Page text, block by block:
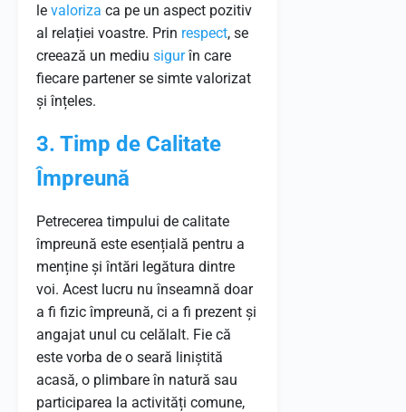
le valoriza ca pe un aspect pozitiv
al relației voastre. Prin respect, se
creează un mediu sigurîn care
fiecare partener se simte valorizat
și înțeles.
3. Timp de Calitate
Împreună
Petrecerea timpului de calitate
împreună este esențială pentru a
menține și întări legătura dintre
voi. Acest lucru nu înseamnă doar
a fi fizic împreună, ci a fi prezent și
angajat unul cu celălalt. Fie că
este vorba de o seară liniștită
acasă, o plimbare în natură sau
participarea la activități comune,